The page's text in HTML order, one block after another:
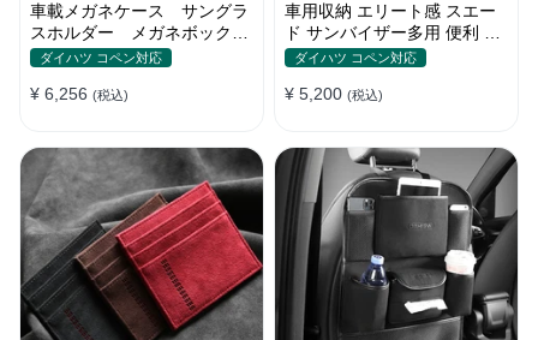
車載メガネケース サングラ
スホルダー メガネボック
ス 収納ポケット オシャ
ダイハツ コペン対応
¥ 6,256 (税込)
車用収納 エリート感 スエー
ド サンバイザー多用 便利 お
しゃれ レシート 多色カード
ダイハツ コペン対応
¥ 5,200 (税込)